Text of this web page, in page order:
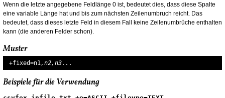
Wenn die letzte angegebene Feldlänge 0 ist, bedeutet dies, dass diese Spalte
eine variable Länge hat und bis zum nächsten Zeilenumbruch reicht. Das
bedeutet, dass dieses letzte Feld in diesem Fall keine Zeilenumbrüche enthalten
kann (die anderen Felder schon).
Muster
+fixed=n1,n2,n3...
Beispiele für die Verwendung